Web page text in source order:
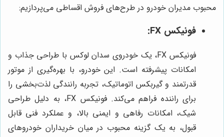
محبوب مدیران خودرو در طرح‌های فروش اقساطی می‌پردازیم:
فونیکس FX:
فونیکس FX، یک خودروی سدان لوکس با طراحی جذاب و
امکانات پیشرفته است. این خودرو، با بهره‌گیری از موتور
قدرتمند و گیربکس اتوماتیک، تجربه رانندگی لذت‌بخشی را
برای راننده فراهم می‌کند. فونیکس FX، به دلیل طراحی
شیک، امکانات رفاهی و ایمنی بالا، و عملکرد فنی قابل
قبول، به یک گزینه محبوب در میان خریداران خودروهای